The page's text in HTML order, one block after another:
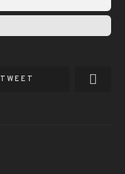
TWEET